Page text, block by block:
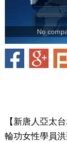
No
【新唐人亞太
輪功女性學員